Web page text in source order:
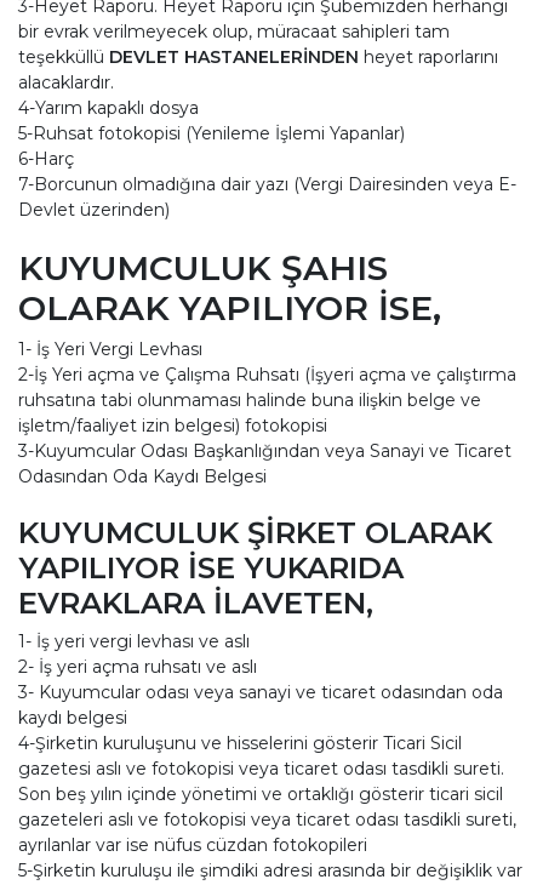
3-Heyet Raporu. Heyet Raporu için Şubemizden herhangi
bir evrak verilmeyecek olup, müracaat sahipleri tam
teşekküllü DEVLET HASTANELERİNDEN heyet raporlarını
alacaklardır.
4-Yarım kapaklı dosya
5-Ruhsat fotokopisi (Yenileme İşlemi Yapanlar)
6-Harç
7-Borcunun olmadığına dair yazı (Vergi Dairesinden veya E-
Devlet üzerinden)
KUYUMCULUK ŞAHIS
OLARAK YAPILIYOR İSE,
1- İş Yeri Vergi Levhası
2-İş Yeri açma ve Çalışma Ruhsatı (İşyeri açma ve çalıştırma
ruhsatına tabi olunmaması halinde buna ilişkin belge ve
işletm/faaliyet izin belgesi) fotokopisi
3-Kuyumcular Odası Başkanlığından veya Sanayi ve Ticaret
Odasından Oda Kaydı Belgesi
KUYUMCULUK ŞİRKET OLARAK
YAPILIYOR İSE YUKARIDA
EVRAKLARA İLAVETEN,
1- İş yeri vergi levhası ve aslı
2- İş yeri açma ruhsatı ve aslı
3- Kuyumcular odası veya sanayi ve ticaret odasından oda
kaydı belgesi
4-Şirketin kuruluşunu ve hisselerini gösterir Ticari Sicil
gazetesi aslı ve fotokopisi veya ticaret odası tasdikli sureti.
Son beş yılın içinde yönetimi ve ortaklığı gösterir ticari sicil
gazeteleri aslı ve fotokopisi veya ticaret odası tasdikli sureti,
ayrılanlar var ise nüfus cüzdan fotokopileri
5-Şirketin kuruluşu ile şimdiki adresi arasında bir değişiklik var